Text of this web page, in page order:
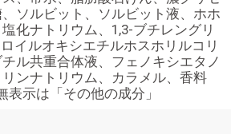
ソルビット、ソルビット液、ホホ
化ナトリウム、1,3-ブチレングリ
イルオキシエチルホスホリルコリ
ル共重合体液、フェノキシエタノ
ンナトリウム、カラメル、香料
示は「その他の成分」